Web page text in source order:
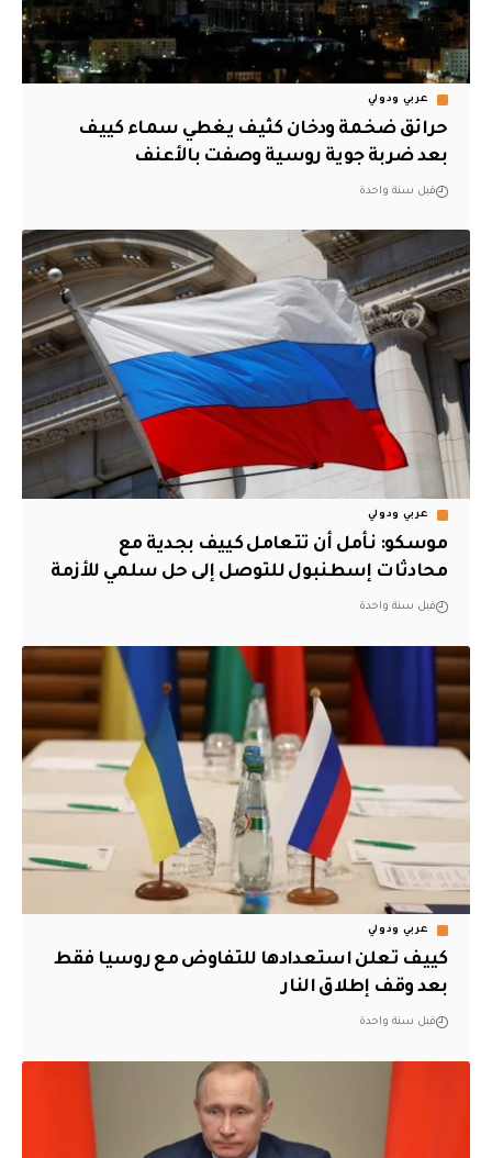
عربي ودولي
حرائق ضخمة ودخان كثيف يغطي سماء كييف
بعد ضربة جوية روسية وصفت بالأعنف
قبل سنة واحدة
عربي ودولي
موسكو: نأمل أن تتعامل كييف بجدية مع
محادثات إسطنبول للتوصل إلى حل سلمي للأزمة
قبل سنة واحدة
عربي ودولي
كييف تعلن استعدادها للتفاوض مع روسيا فقط
بعد وقف إطلاق النار
قبل سنة واحدة